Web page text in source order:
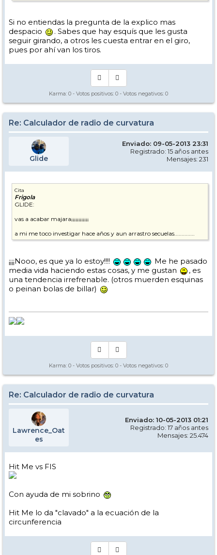
Si no entiendas la pregunta de la explico mas
despacio
. Sabes que hay esquís que les gusta
seguir girando, a otros les cuesta entrar en el giro,
pues por ahí van los tiros.
Karma: 0 - Votos positivos: 0 - Votos negativos: 0
Re: Calculador de radio de curvatura
Glide
Enviado: 09-05-2013 23:31
Registrado: 15 años antes
Mensajes: 231
Cita
Frigola
GLIDE:
vas a acabar majara¡¡¡¡¡¡¡¡¡¡¡¡
a mi me toco investigar hace años y aun arrastro secuelas..............
¡¡¡¡Nooo, es que ya lo estoy!!!!
Me he pasado
media vida haciendo estas cosas, y me gustan
, es
una tendencia irrefrenable. (otros muerden esquinas
o peinan bolas de billar)
Karma: 0 - Votos positivos: 0 - Votos negativos: 0
Re: Calculador de radio de curvatura
Lawrence_Oat
es
Enviado: 10-05-2013 01:21
Registrado: 17 años antes
Mensajes: 25.474
Hit Me vs FIS
Con ayuda de mi sobrino
Hit Me lo da "clavado" a la ecuación de la
circunferencia